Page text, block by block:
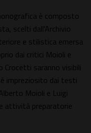
è composto
scelti dall'Archivio
e stilistica emersa
dai critici Moioli e
Crocetti saranno visibili
impreziosito dai testi
Moioli e Luigi
attività preparatorie